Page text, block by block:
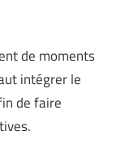
de moments
intégrer le
de faire